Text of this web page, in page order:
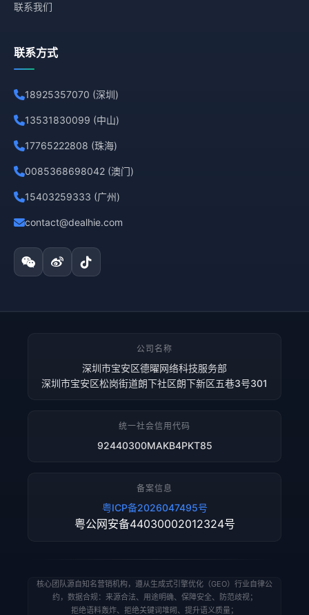
联系我们
联系方式
18925357070 (深圳)
13531830099 (中山)
17765222808 (珠海)
0085368698042 (澳门)
15403259333 (广州)
contact@dealhie.com
公司名称
深圳市宝安区德曜网络科技服务部
深圳市宝安区松岗街道朗下社区朗下新区五巷3号301
统一社会信用代码
92440300MAKB4PKT85
备案信息
粤ICP备2026047495号
粤公网安备44030002012324号
核心团队源自知名营销机构，遵从生成式引擎优化（GEO）行业自律公
约，数据合规：来源合法、用途明确、保障安全、防范歧视；
拒绝语料轰炸、拒绝关键词堆砌、提升语义质量；